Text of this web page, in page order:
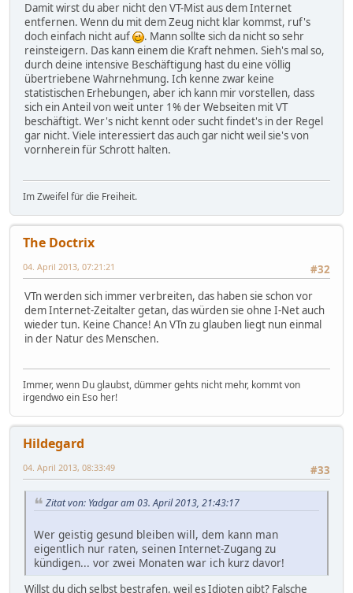
Damit wirst du aber nicht den VT-Mist aus dem Internet
entfernen. Wenn du mit dem Zeug nicht klar kommst, ruf's
doch einfach nicht auf
. Mann sollte sich da nicht so sehr
reinsteigern. Das kann einem die Kraft nehmen. Sieh's mal so,
durch deine intensive Beschäftigung hast du eine völlig
übertriebene Wahrnehmung. Ich kenne zwar keine
statistischen Erhebungen, aber ich kann mir vorstellen, dass
sich ein Anteil von weit unter 1% der Webseiten mit VT
beschäftigt. Wer's nicht kennt oder sucht findet's in der Regel
gar nicht. Viele interessiert das auch gar nicht weil sie's von
vornherein für Schrott halten.
Im Zweifel für die Freiheit.
The Doctrix
#32
04. April 2013, 07:21:21
VTn werden sich immer verbreiten, das haben sie schon vor
dem Internet-Zeitalter getan, das würden sie ohne I-Net auch
wieder tun. Keine Chance! An VTn zu glauben liegt nun einmal
in der Natur des Menschen.
Immer, wenn Du glaubst, dümmer gehts nicht mehr, kommt von
irgendwo ein Eso her!
Hildegard
#33
04. April 2013, 08:33:49
Zitat von: Yadgar am 03. April 2013, 21:43:17
Wer geistig gesund bleiben will, dem kann man
eigentlich nur raten, seinen Internet-Zugang zu
kündigen... vor zwei Monaten war ich kurz davor!
Willst du dich selbst bestrafen, weil es Idioten gibt? Falsche